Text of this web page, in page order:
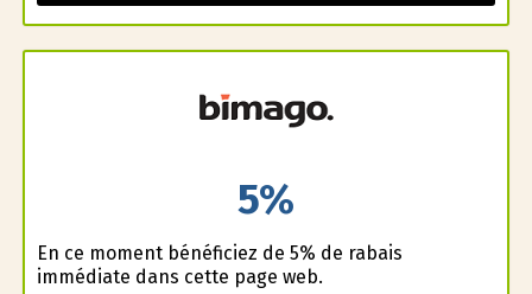
5%
En ce moment bénéficiez de 5% de rabais
immédiate dans cette page web.